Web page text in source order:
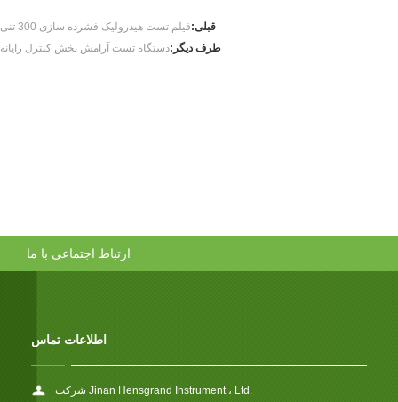
قبلی:فیلم تست هیدرولیک فشرده سازی 300 تنی
طرف دیگر:دستگاه تست آرامش بخش کنترل رایانه
ارتباط اجتماعی با ما
اطلاعات تماس
شرکت Jinan Hensgrand Instrument ، Ltd.